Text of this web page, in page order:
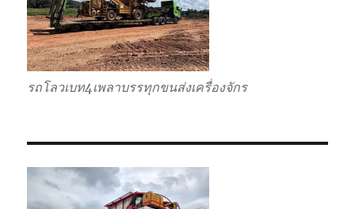
รถโลวเบท4เพลาบรรทุกขนส่งเครื่องจักร